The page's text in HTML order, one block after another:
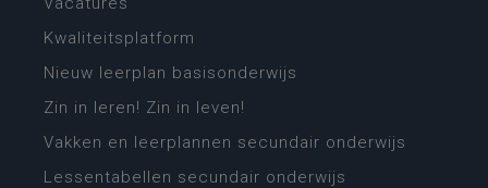
Kwaliteitsplatform
Nieuw leerplan basisonderwijs
Zin in leren! Zin in leven!
Vakken en leerplannen secundair onderwijs
Lessentabellen secundair onderwijs